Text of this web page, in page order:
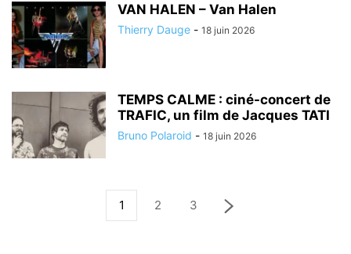
VAN HALEN – Van Halen
Thierry Dauge - 18 juin 2026
TEMPS CALME : ciné-concert de
TRAFIC, un film de Jacques TATI
Bruno Polaroid - 18 juin 2026
1 2 3